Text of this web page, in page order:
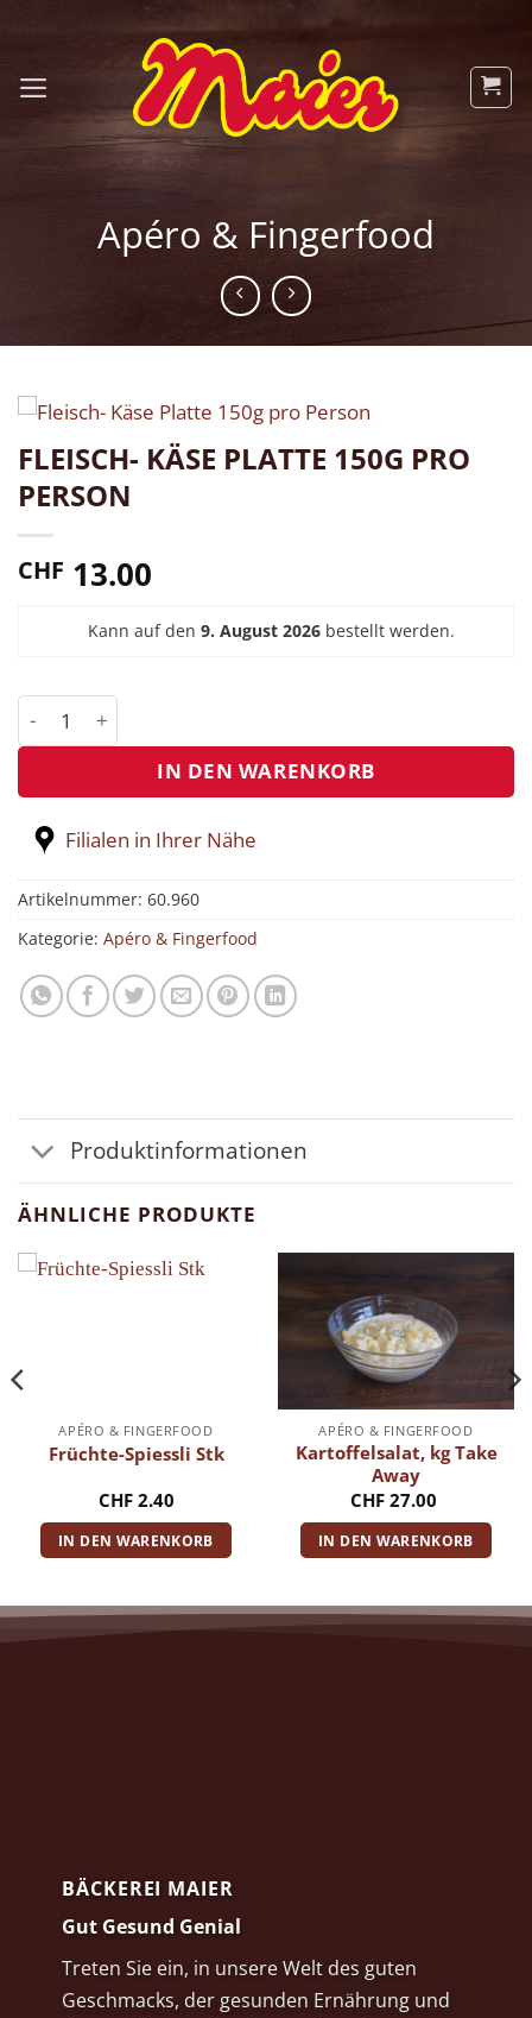
springen
Apéro & Fingerfood
FLEISCH- KÄSE PLATTE 150G PRO
PERSON
CHF 13.00
Kann auf den 9. August 2026 bestellt werden.
Fleisch- Käse Platte 150g pro Person Menge
IN DEN WARENKORB
Filialen in Ihrer Nähe
Artikelnummer: 60.960
Kategorie: Apéro & Fingerfood
Produktinformationen
ÄHNLICHE PRODUKTE
APÉRO & FINGERFOOD
Früchte-Spiessli Stk
CHF2.40
IN DEN WARENKORB
APÉRO & FINGERFOOD
Kartoffelsalat, kg Take
Away
CHF 27.00
IN DEN WARENKORB
BÄCKEREI MAIER
Gut Gesund Genial
Treten Sie ein, in unsere Welt des guten
Geschmacks, der gesunden Ernährung und